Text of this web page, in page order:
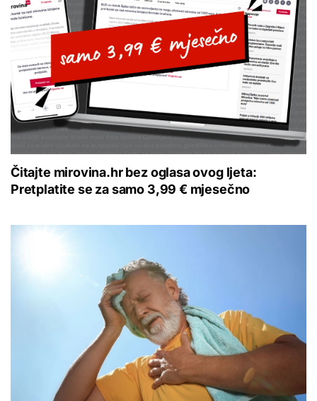
Čitajte mirovina.hr bez oglasa ovog ljeta:
Pretplatite se za samo 3,99 € mjesečno